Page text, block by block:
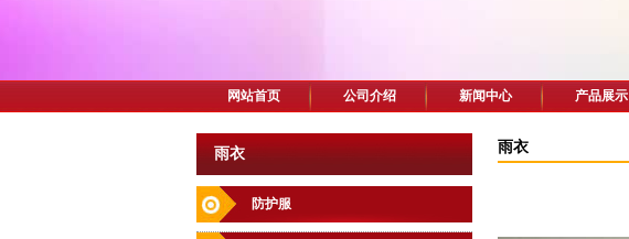
网站首页 公司介绍 新闻中心 产品展示
雨衣
防护服
雨衣